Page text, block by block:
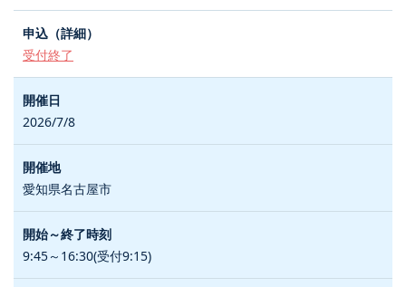
受付終了
2026/7/8
愛知県名古屋市
9:45～16:30(受付9:15)